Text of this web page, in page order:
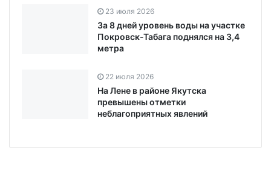
23 июля 2026
За 8 дней уровень воды на участке
Покровск-Табага поднялся на 3,4
метра
22 июля 2026
На Лене в районе Якутска
превышены отметки
неблагоприятных явлений